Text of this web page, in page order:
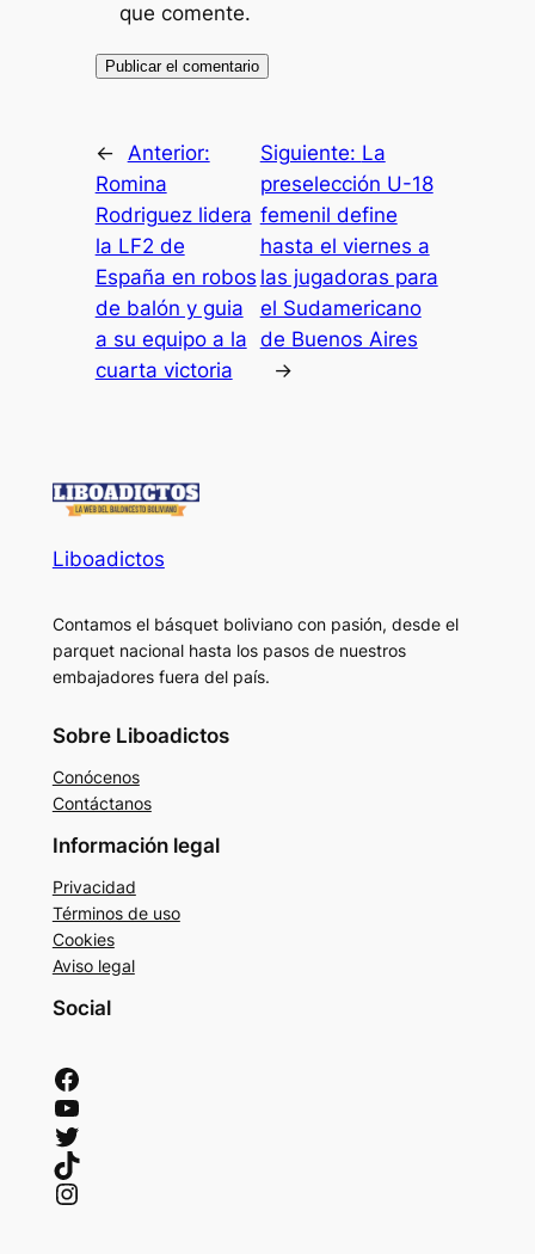
que comente.
← Anterior:
Romina
Rodriguez lidera
la LF2 de
España en robos
de balón y guia
a su equipo a la
cuarta victoria
Siguiente: La
preselección U-18
femenil define
hasta el viernes a
las jugadoras para
el Sudamericano
de Buenos Aires
→
Liboadictos
Contamos el básquet boliviano con pasión, desde el
parquet nacional hasta los pasos de nuestros
embajadores fuera del país.
Sobre Liboadictos
Conócenos
Contáctanos
Información legal
Privacidad
Términos de uso
Cookies
Aviso legal
Social
Facebook
YouTube
Twitter
TikTok
Instagram